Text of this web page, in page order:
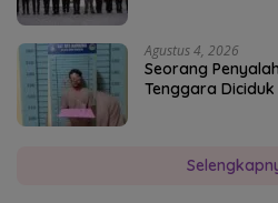
Agustus 4, 2026
Seorang
Tenggara Diciduk